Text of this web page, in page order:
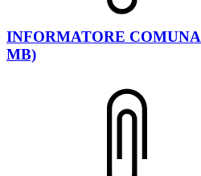
INFORMATORE
MB)